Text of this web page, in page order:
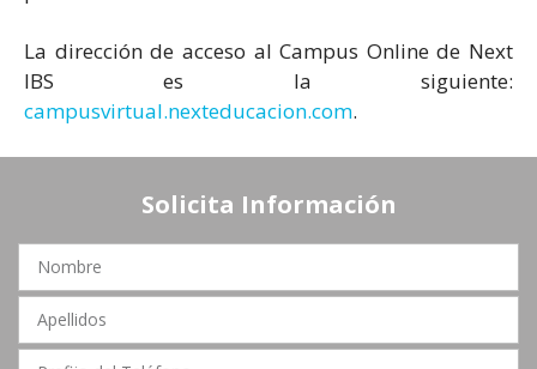
La dirección de acceso al Campus Online de Next
IBS es la siguiente:
campusvirtual.nexteducacion.com.
Solicita Información